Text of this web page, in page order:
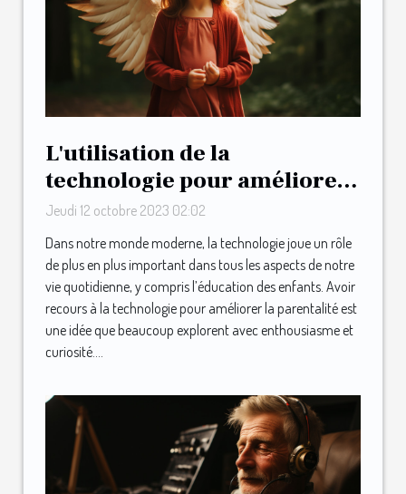
L'utilisation de la
technologie pour améliorer
la parentalité : le cas de May
Jeudi 12 octobre 2023 02:02
Dans notre monde moderne, la technologie joue un rôle
de plus en plus important dans tous les aspects de notre
vie quotidienne, y compris l’éducation des enfants. Avoir
recours à la technologie pour améliorer la parentalité est
une idée que beaucoup explorent avec enthousiasme et
curiosité....